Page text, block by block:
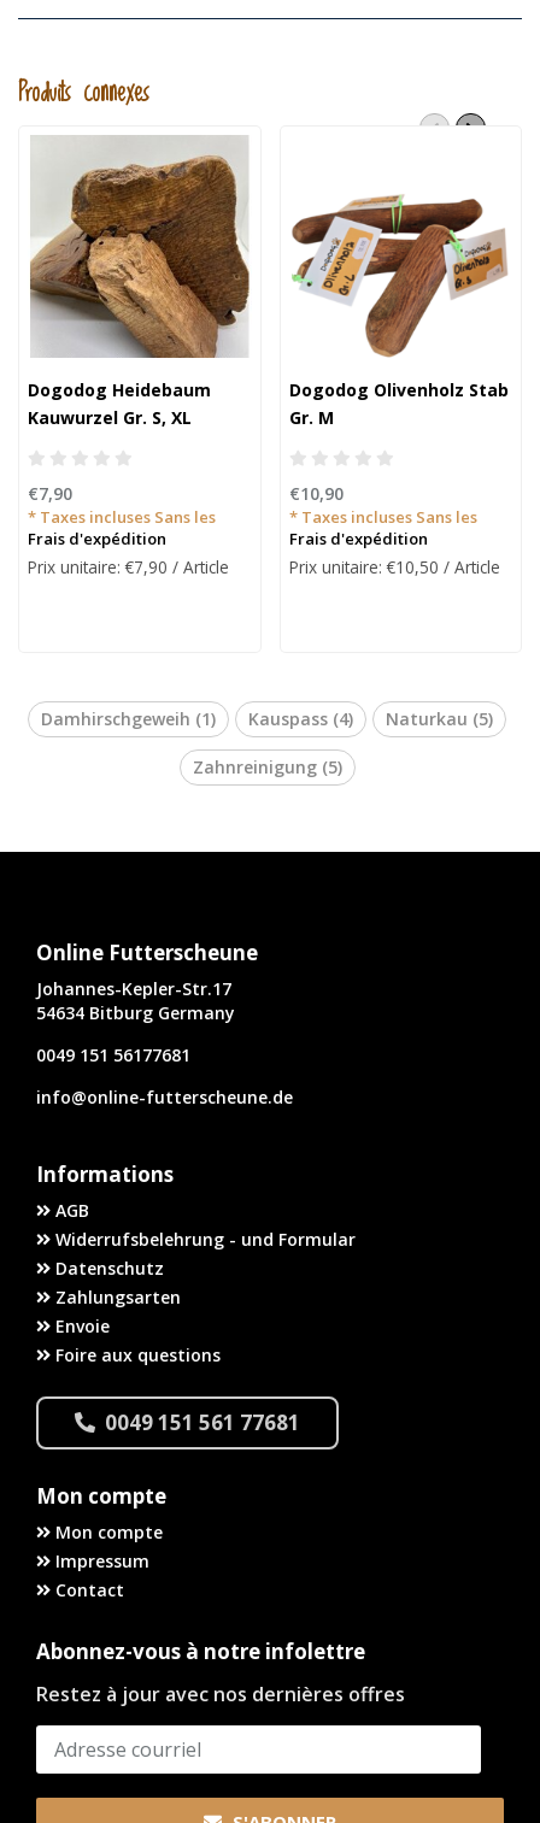
Produits connexes
Dogodog Heidebaum
Kauwurzel Gr. S, XL
€7,90
* Taxes incluses Sans les
Frais d'expédition
Prix unitaire: €7,90 / Article
Dogodog Olivenholz Stab
Gr. M
€10,90
* Taxes incluses Sans les
Frais d'expédition
Prix unitaire: €10,50 / Article
Damhirschgeweih (1) Kauspass (4) Naturkau (5)
Zahnreinigung (5)
Online Futterscheune
Johannes-Kepler-Str.17
54634 Bitburg Germany
0049 151 56177681
info@online-futterscheune.de
Informations
AGB
Widerrufsbelehrung - und Formular
Datenschutz
Zahlungsarten
Envoie
Foire aux questions
0049 151 561 77681
Mon compte
Mon compte
Impressum
Contact
Abonnez-vous à notre infolettre
Restez à jour avec nos dernières offres